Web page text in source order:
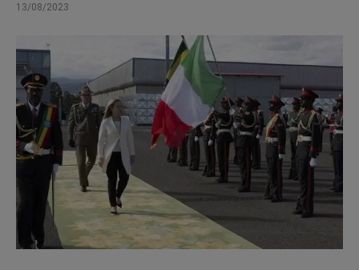
13/08/2023